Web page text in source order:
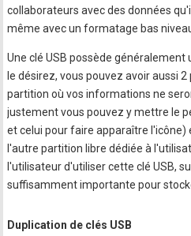
collaborateurs avec des données
même avec un formatage bas
Une clé USB possède généralement
le désirez, vous pouvez avoir aussi
partition où vos informations ne
justement vous pouvez y mettre le
et celui pour faire apparaître
l'autre partition libre dédiée à
l'utilisateur d'utiliser cette clé USB,
suffisamment importante pour
Duplication de clés USB